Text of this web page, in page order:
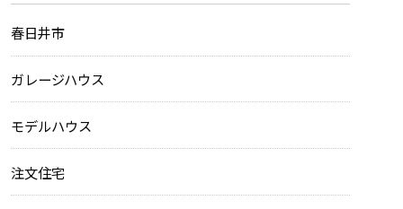
春日井市
ガレージハウス
モデルハウス
注文住宅